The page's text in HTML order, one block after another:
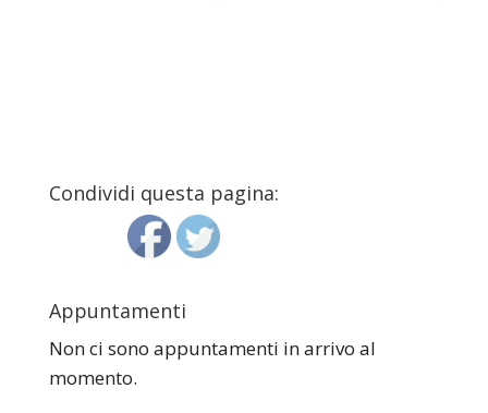
Condividi questa pagina:
Appuntamenti
Non ci sono appuntamenti in arrivo al
momento.